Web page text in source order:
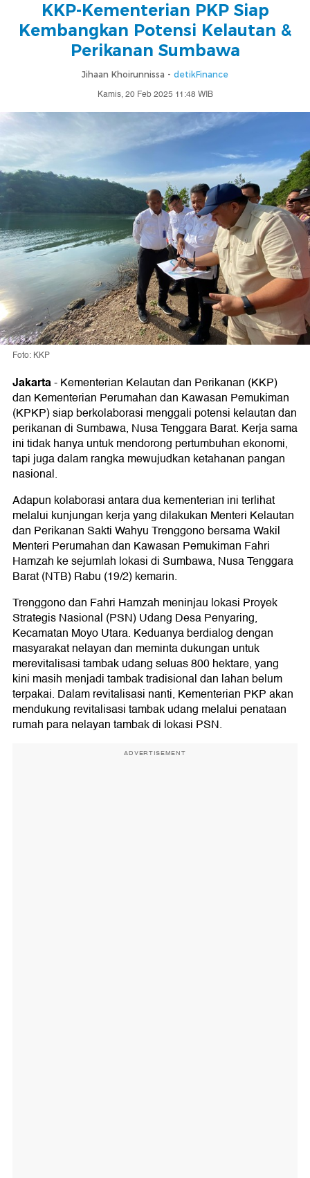
KKP-Kementerian PKP Siap
Kembangkan Potensi Kelautan &
Perikanan Sumbawa
Jihaan Khoirunnissa - detikFinance
Kamis, 20 Feb 2025 11:48 WIB
Foto: KKP
Jakarta-Kementerian Kelautan dan Perikanan (KKP)
dan Kementerian Perumahan dan Kawasan Pemukiman
(KPKP) siap berkolaborasi menggali potensi kelautan dan
perikanan di Sumbawa, Nusa Tenggara Barat. Kerja sama
ini tidak hanya untuk mendorong pertumbuhan ekonomi,
tapi juga dalam rangka mewujudkan ketahanan pangan
nasional.
Adapun kolaborasi antara dua kementerian ini terlihat
melalui kunjungan kerja yang dilakukan Menteri Kelautan
dan Perikanan Sakti Wahyu Trenggono bersama Wakil
Menteri Perumahan dan Kawasan Pemukiman Fahri
Hamzah ke sejumlah lokasi di Sumbawa, Nusa Tenggara
Barat (NTB) Rabu (19/2) kemarin.
Trenggono dan Fahri Hamzah meninjau lokasi Proyek
Strategis Nasional (PSN) Udang Desa Penyaring,
Kecamatan Moyo Utara. Keduanya berdialog dengan
masyarakat nelayan dan meminta dukungan untuk
merevitalisasi tambak udang seluas 800 hektare, yang
kini masih menjadi tambak tradisional dan lahan belum
terpakai. Dalam revitalisasi nanti, Kementerian PKP akan
mendukung revitalisasi tambak udang melalui penataan
rumah para nelayan tambak di lokasi PSN.
ADVERTISEMENT